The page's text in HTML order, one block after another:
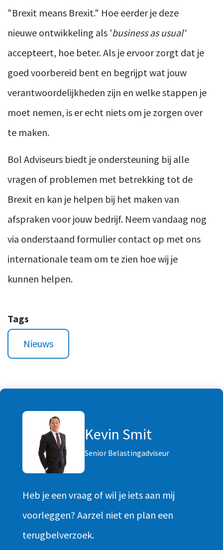
"Brexit means Brexit." Hoe eerder je deze
nieuwe ontwikkeling als 'business as usual'
accepteert, hoe beter. Als je ervoor zorgt dat je
goed voorbereid bent en begrijpt wat jouw
verantwoordelijkheden zijn en welke stappen je
moet nemen, is er echt niets om je zorgen over
te maken.
Bol Adviseurs biedt je ondersteuning bij alle
vragen of problemen met betrekking tot de
Brexit en kan je helpen bij het maken van
afspraken voor jouw bedrijf. Neem vandaag nog
via onderstaand formulier contact op met ons
internationale team om te zien hoe wij je
kunnen helpen.
Tags
Nieuws
Kevin Smit
Senior Belastingadviseur
Heb je een vraag of wil je iets aan mij
voorleggen? Aarzel niet en plan een
terugbelverzoek.